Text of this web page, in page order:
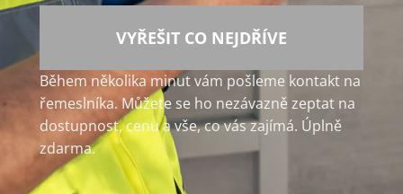
VYŘEŠIT CO NEJDŘÍVE
Během několika minut vám pošleme kontakt na
řemeslníka. Můžete se ho nezávazně zeptat na
dostupnost, cenu a vše, co vás zajímá. Úplně
zdarma.